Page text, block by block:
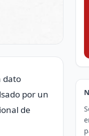
dato
por un
de